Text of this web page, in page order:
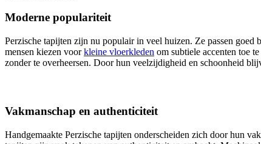
Moderne populariteit
Perzische tapijten zijn nu populair in veel huizen. Ze passen
mensen kiezen voorkleine vloerkleden om subtiele accenten toe
zonder te overheersen. Door hun veelzijdigheid en schoonheid
Vakmanschap en authenticiteit
Handgemaakte Perzische tapijten onderscheiden zich door hun